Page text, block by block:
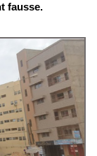
fausse.